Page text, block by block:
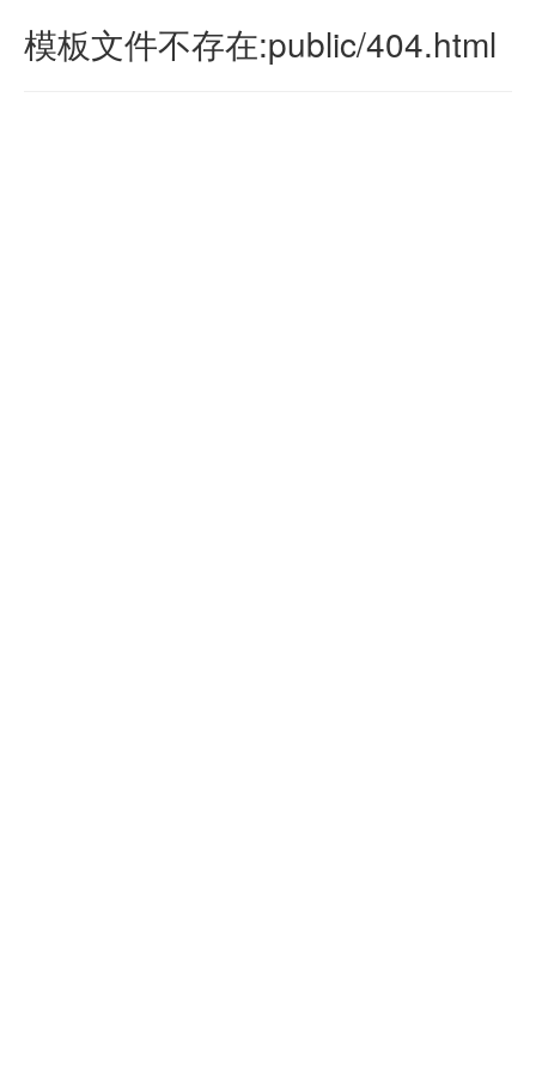
模板文件不存在:public/404.html